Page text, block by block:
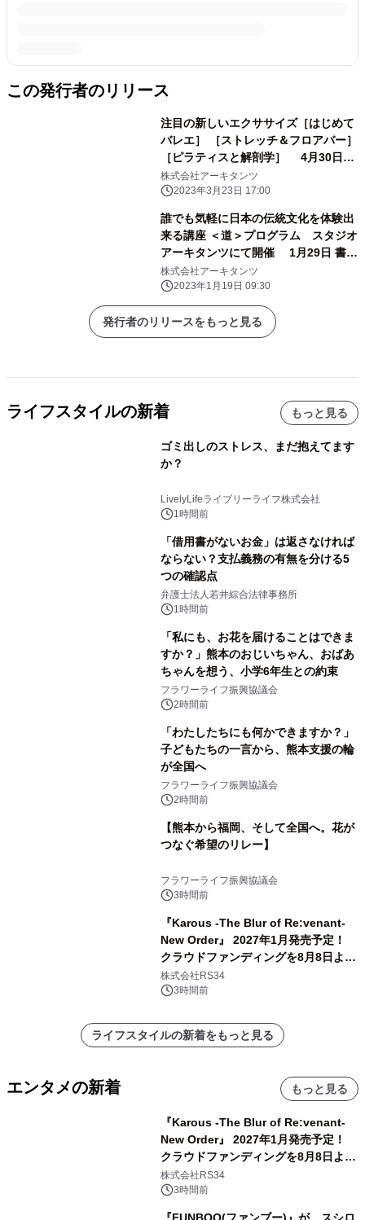
この発行者のリリース
注目の新しいエクササイズ［はじめて
バレエ］ ［ストレッチ＆フロアバー］
［ピラティスと解剖学］ 4月30日ま
で！いまならLINEのお友だち登録で、
初回無料受講
株式会社アーキタンツ
2023年3月23日 17:00
誰でも気軽に日本の伝統文化を体験出
来る講座 ＜道＞プログラム スタジオ
アーキタンツにて開催 1月29日 書道
(松尾光晴 日展会友、読売書法会理
事) 2月5日 いけばな(倉田康治 草月
流師範、いけばな作家)
株式会社アーキタンツ
2023年1月19日 09:30
発行者のリリースをもっと見る
ライフスタイルの新着 もっと見る
ゴミ出しのストレス、まだ抱えてます
か？
LivelyLifeライブリーライフ株式会社
1時間前
「借用書がないお金」は返さなければ
ならない？支払義務の有無を分ける5
つの確認点
弁護士法人若井綜合法律事務所
1時間前
「私にも、お花を届けることはできま
すか？」熊本のおじいちゃん、おばあ
ちゃんを想う、小学6年生との約束
フラワーライフ振興協議会
2時間前
「わたしたちにも何かできますか？」
子どもたちの一言から、熊本支援の輪
が全国へ
フラワーライフ振興協議会
2時間前
【熊本から福岡、そして全国へ。花が
つなぐ希望のリレー】
フラワーライフ振興協議会
3時間前
『Karous -The Blur of Re:venant-
New Order』 2027年1月発売予定！
クラウドファンディングを8月8日より
開始
株式会社RS34
3時間前
ライフスタイルの新着をもっと見る
エンタメの新着 もっと見る
『Karous -The Blur of Re:venant-
New Order』 2027年1月発売予定！
クラウドファンディングを8月8日より
開始
株式会社RS34
3時間前
『FUNBOO(ファンブー)』が、スシロ